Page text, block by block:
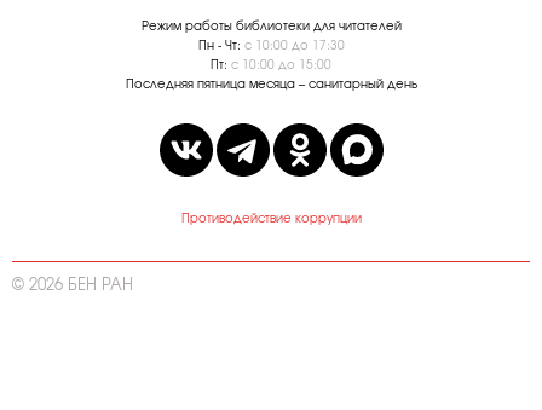
Режим работы библиотеки для читателей
Пн - Чт: с 10:00 до 17:30
Пт: с 10:00 до 15:00
Последняя пятница месяца – санитарный день
Противодействие коррупции
© 2026 БЕН РАН